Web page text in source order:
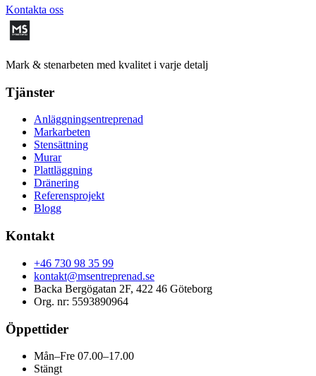
Kontakta oss
Mark & stenarbeten med kvalitet i varje detalj
Tjänster
Anläggningsentreprenad
Markarbeten
Stensättning
Murar
Plattläggning
Dränering
Referensprojekt
Blogg
Kontakt
+46 730 98 35 99
kontakt@msentreprenad.se
Backa Bergögatan 2F, 422 46 Göteborg
Org. nr: 5593890964
Öppettider
Mån–Fre 07.00–17.00
Stängt